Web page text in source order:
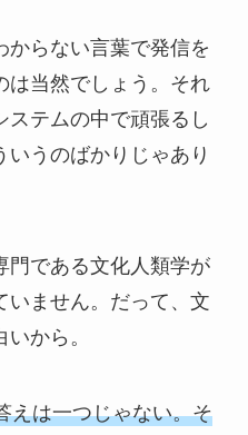
からない言葉で発信を
は当然でしょう。それ
ステムの中で頑張るし
うのばかりじゃあり
門である文化人類学が
いません。だって、文
から。
えは一つじゃない。そ